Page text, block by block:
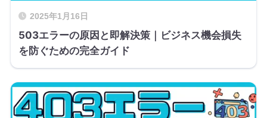
2025年1月16日
503エラーの原因と即解決策｜ビジネス機会損失
を防ぐための完全ガイド